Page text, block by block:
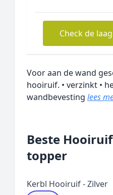
Check de
Voor aan de wand
hooiruif. • verzinkt •
wandbevesting lees
Beste
topper
Kerbl Hooiruif - Zilver